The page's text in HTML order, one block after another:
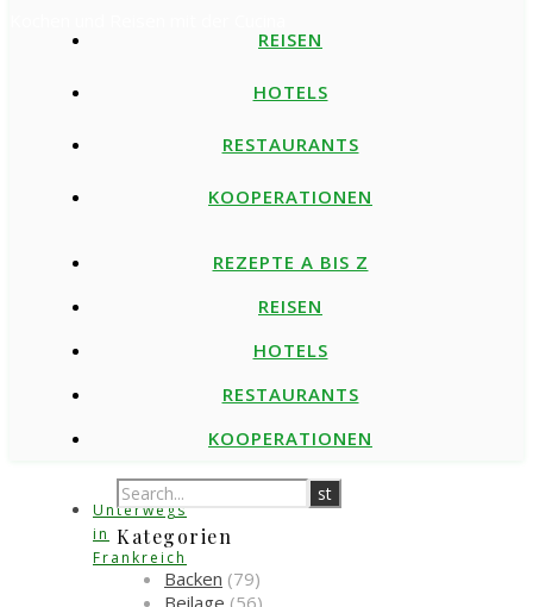
REISEN
HOTELS
RESTAURANTS
KOOPERATIONEN
REZEPTE A BIS Z
REISEN
HOTELS
RESTAURANTS
KOOPERATIONEN
Unterwegs
in
Frankreich
Kategorien
Backen (79)